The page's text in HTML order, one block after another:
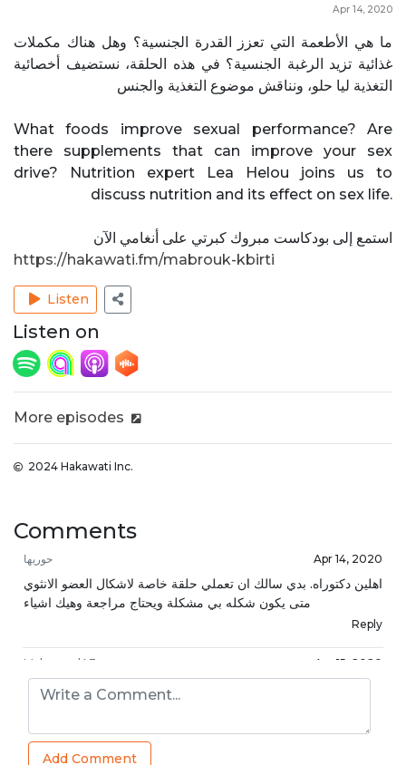
Apr 14, 2020
ما هي الأطعمة التي تعزز القدرة الجنسية؟ وهل هناك مكملات
غذائية تزيد الرغبة الجنسية؟ في هذه الحلقة، نستضيف أخصائية
التغذية ليا حلو، ونناقش موضوع التغذية والجنس
What foods improve sexual performance? Are
there supplements that can improve your sex
drive? Nutrition expert Lea Helou joins us to
discuss nutrition and its effect on sex life.
استمع إلى بودكاست مبروك كبرتي على أنغامي الآن
https://hakawati.fm/mabrouk-kbirti
Listen
Listen on
More episodes
2024 Hakawati Inc.
Comments
حوريها Apr 14, 2020
اهلين دكتوراه. بدي سالك ان تعملي حلقة خاصة لاشكال العضو الانثوي
متى يكون شكله بي مشكلة ويحتاج مراجعة وهيك اشياء
Reply
MahmoudA3 Apr 15, 2020
👍👍
AmjedS
Add Comment